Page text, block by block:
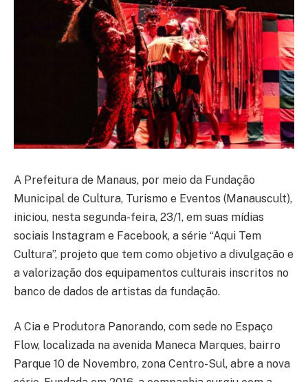
A Prefeitura de Manaus, por meio da Fundação
Municipal de Cultura, Turismo e Eventos (Manauscult),
iniciou, nesta segunda-feira, 23/1, em suas mídias
sociais Instagram e Facebook, a série “Aqui Tem
Cultura”, projeto que tem como objetivo a divulgação e
a valorização dos equipamentos culturais inscritos no
banco de dados de artistas da fundação.
A Cia e Produtora Panorando, com sede no Espaço
Flow, localizada na avenida Maneca Marques, bairro
Parque 10 de Novembro, zona Centro-Sul, abre a nova